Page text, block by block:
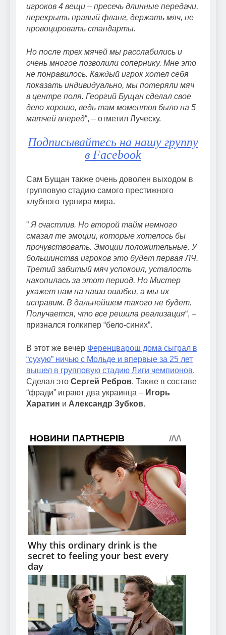
игроков 4 вещи – пресечь длинные передачи,
перекрыть правый фланг, держать мяч, не
провоцировать стандарты.
Но после трех мячей мы расслабились и
очень многое позволили сопернику. Мне это
не понравилось. Каждый игрок хотел себя
показать индивидуально, мы потеряли мяч
в центре поля. Георгий Бущан сделал свое
дело хорошо, ведь там моментов было на 5
матчей вперед“, – отметил Луческу.
Подписывайтесь на нашу группу
в Facebook
Cам Бущан также очень доволен выходом в
групповую стадию самого престижного
клубного турнира мира.
” Я счастлив. Но второй тайм немного
смазал те эмоции, которые хотелось бы
прочувствовать. Эмоции положительные. У
большинства игроков это будет первая ЛЧ.
Третий забитый мяч успокоил, усталость
накопилась за этот период. Но Мистер
укажет нам на наши ошибки, а мы их
исправим. В дальнейшем такого не будет.
Получается, что все решила реализация“, –
признался голкипер “бело-синих”.
В этот же вечер Ференцварош дома сыграл в
“сухую” ничью с Мольде и впервые за 25 лет
вышел в групповую стадию Лиги чемпионов.
Сделал это Сергей Ребров. Также в составе
“фради” играют два украинца – Игорь
Харатин и Александр Зубков.